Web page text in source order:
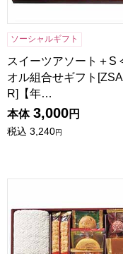
ソーシャルギフト
スイーツアソート＋S
オル組合せギフト
R]【年…
本体 3,000円
税込 3,240円